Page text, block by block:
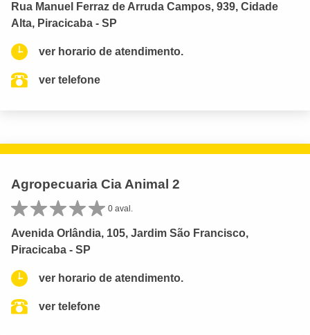
Rua Manuel Ferraz de Arruda Campos, 939, Cidade
Alta, Piracicaba - SP
ver horario de atendimento.
ver telefone
Agropecuaria Cia Animal 2
0 aval.
Avenida Orlândia, 105, Jardim São Francisco,
Piracicaba - SP
ver horario de atendimento.
ver telefone